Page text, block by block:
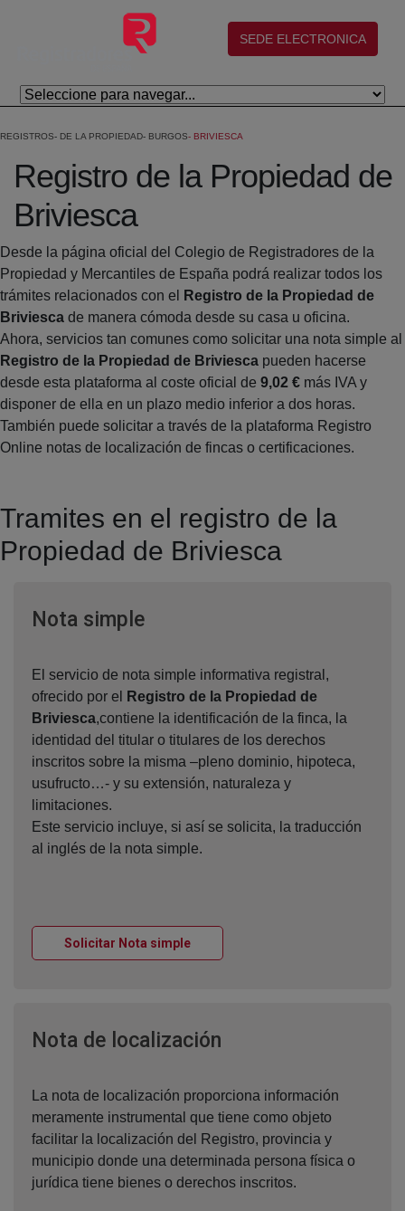
Saltar al contenido principal
(abre en nueva ventana)
SEDE ELECTRONICA
REGISTROS DE LA PROPIEDAD BURGOS BRIVIESCA
Registro de la Propiedad de
Briviesca
Desde la página oficial del Colegio de Registradores de la
Propiedad y Mercantiles de España podrá realizar todos los
trámites relacionados con el
Registro de la Propiedad de
Briviesca de manera cómoda desde su casa u oficina.
Ahora, servicios tan comunes como solicitar una nota simple al
Registro de la Propiedad de Briviesca pueden hacerse
desde esta plataforma al coste oficial de 9,02 € más IVA y
disponer de ella en un plazo medio inferior a dos horas.
También puede solicitar a través de la plataforma Registro
Online notas de localización de fincas o certificaciones.
Tramites en el registro de la
Propiedad de Briviesca
Nota simpleVentana nueva
El servicio de nota simple informativa registral,
ofrecido por el
Registro de la Propiedad de
Briviesca,contiene la identificación de la finca, la
identidad del titular o titulares de los derechos
inscritos sobre la misma –pleno dominio, hipoteca,
usufructo…- y su extensión, naturaleza y
limitaciones.
Este servicio incluye, si así se solicita, la traducción
al inglés de la nota simple.
Solicitar Nota simpleVentana nueva
Nota de localización
La nota de localización proporciona información
meramente instrumental que tiene como objeto
facilitar la localización del Registro, provincia y
municipio donde una determinada persona física o
jurídica tiene bienes o derechos inscritos.